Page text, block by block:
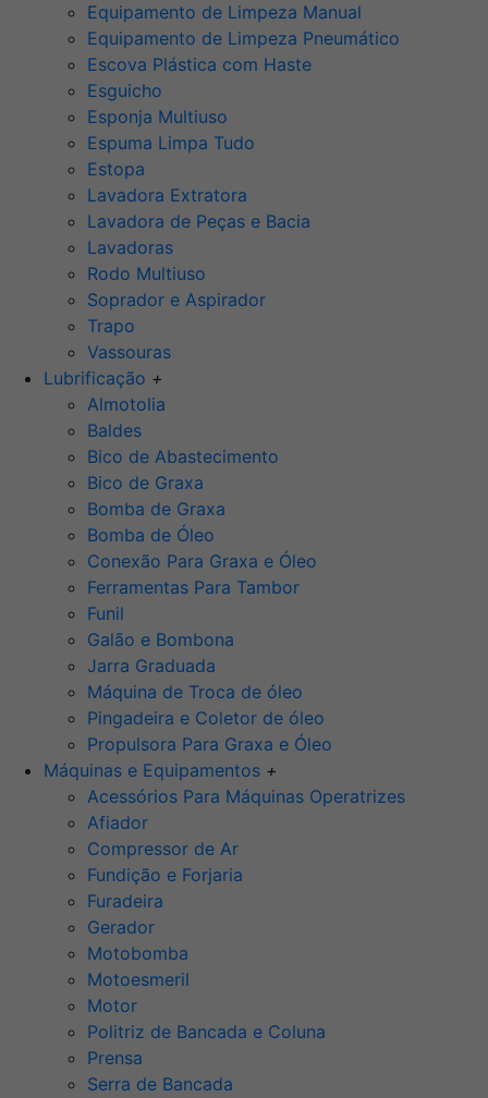
Equipamento de Limpeza Manual
Equipamento de Limpeza Pneumático
Escova Plástica com Haste
Esguicho
Esponja Multiuso
Espuma Limpa Tudo
Estopa
Lavadora Extratora
Lavadora de Peças e Bacia
Lavadoras
Rodo Multiuso
Soprador e Aspirador
Trapo
Vassouras
Lubrificação +
Almotolia
Baldes
Bico de Abastecimento
Bico de Graxa
Bomba de Graxa
Bomba de Óleo
Conexão Para Graxa e Óleo
Ferramentas Para Tambor
Funil
Galão e Bombona
Jarra Graduada
Máquina de Troca de óleo
Pingadeira e Coletor de óleo
Propulsora Para Graxa e Óleo
Máquinas e Equipamentos +
Acessórios Para Máquinas Operatrizes
Afiador
Compressor de Ar
Fundição e Forjaria
Furadeira
Gerador
Motobomba
Motoesmeril
Motor
Politriz de Bancada e Coluna
Prensa
Serra de Bancada